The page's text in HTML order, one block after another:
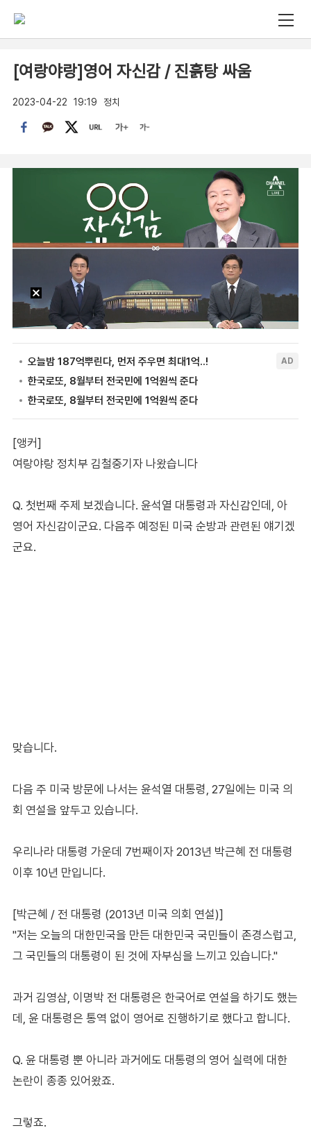
[여랑야랑]영어 자신감 / 진흙탕 싸움
2023-04-22 19:19 정치
[앵커]
여랑야랑 정치부 김철중기자 나왔습니다
Q. 첫번째 주제 보겠습니다. 윤석열 대통령과 자신감인데, 아
영어 자신감이군요. 다음주 예정된 미국 순방과 관련된 얘기겠
군요.
맞습니다.
다음 주 미국 방문에 나서는 윤석열 대통령, 27일에는 미국 의
회 연설을 앞두고 있습니다.
우리나라 대통령 가운데 7번째이자 2013년 박근혜 전 대통령
이후 10년 만입니다.
[박근혜 / 전 대통령 (2013년 미국 의회 연설)]
"저는 오늘의 대한민국을 만든 대한민국 국민들이 존경스럽고,
그 국민들의 대통령이 된 것에 자부심을 느끼고 있습니다."
과거 김영삼, 이명박 전 대통령은 한국어로 연설을 하기도 했는
데, 윤 대통령은 통역 없이 영어로 진행하기로 했다고 합니다.
Q. 윤 대통령 뿐 아니라 과거에도 대통령의 영어 실력에 대한
논란이 종종 있어왔죠.
그렇죠.